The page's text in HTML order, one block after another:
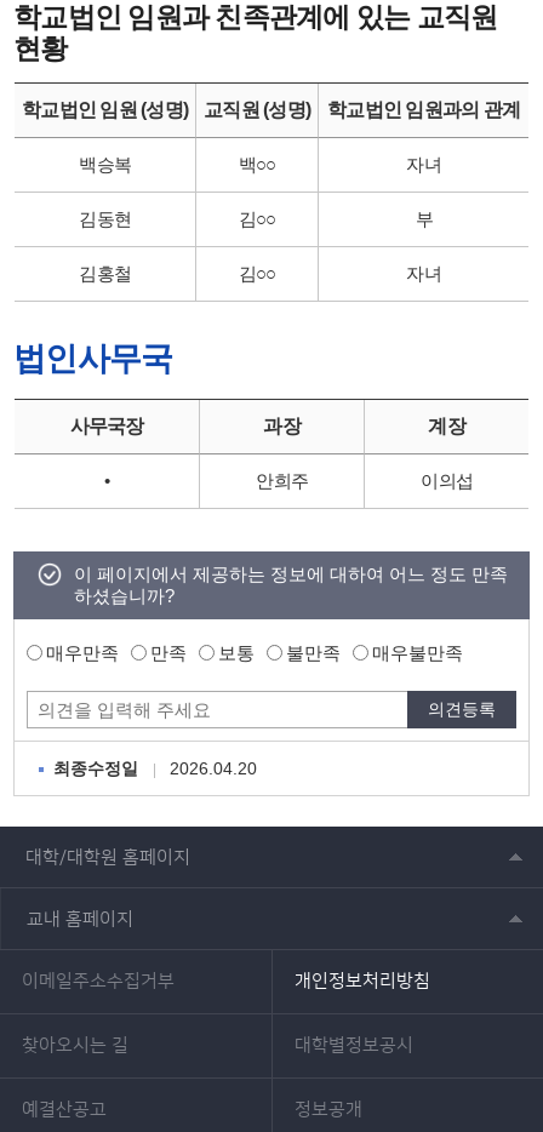
학교법인 임원과 친족관계에 있는 교직원
현황
학교법인 임원 (성명) 교직원 (성명) 학교법인 임원과의 관계
백승복 백○○ 자녀
김동현 김○○ 부
김홍철 김○○ 자녀
법인사무국
사무국장 과장 계장
• 안희주 이의섭
이 페이지에서 제공하는 정보에 대하여 어느 정도 만족
하셨습니까?
매우만족 만족 보통 불만족 매우불만족
최종수정일 2026.04.20
대학/대학원 홈페이지
교내 홈페이지
이메일주소수집거부 개인정보처리방침
찾아오시는 길 대학별정보공시
예결산공고 정보공개